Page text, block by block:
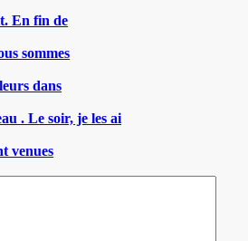
En fin de
sommes
dans
. Le soir, je les ai
venues